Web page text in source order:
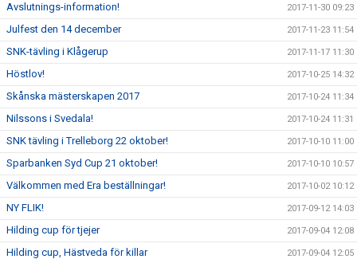
Avslutnings-information! 2017-11-30 09:23
Julfest den 14 december 2017-11-23 11:54
SNK-tävling i Klågerup 2017-11-17 11:30
Höstlov! 2017-10-25 14:32
Skånska mästerskapen 2017 2017-10-24 11:34
Nilssons i Svedala! 2017-10-24 11:31
SNK tävling i Trelleborg 22 oktober! 2017-10-10 11:00
Sparbanken Syd Cup 21 oktober! 2017-10-10 10:57
Välkommen med Era beställningar! 2017-10-02 10:12
NY FLIK! 2017-09-12 14:03
Hilding cup för tjejer 2017-09-04 12:08
Hilding cup, Hästveda för killar 2017-09-04 12:05